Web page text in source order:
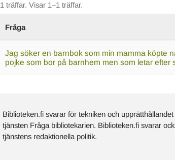
1 träffar. Visar 1–1 träffar.
Fråga
Jag söker en barnbok som min mamma köpte
pojke som bor på barnhem men som letar
Biblioteken.fi svarar för tekniken och
tjänsten Fråga bibliotekarien. Biblioteken.fi svarar
tjänstens redaktionella politik.